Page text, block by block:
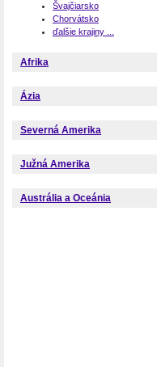
Švajčiarsko
Chorvátsko
ďalšie krajiny ...
Afrika
Ázia
Severná Amerika
Južná Amerika
Austrália a Oceánia